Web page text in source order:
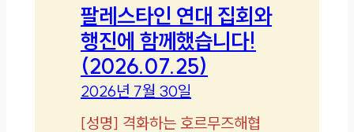
팔레스타인 연대 집회와
행진에 함께했습니다!
(2026.07.25)
2026년 7월 30일
[성명] 격화하는 호르무즈해협